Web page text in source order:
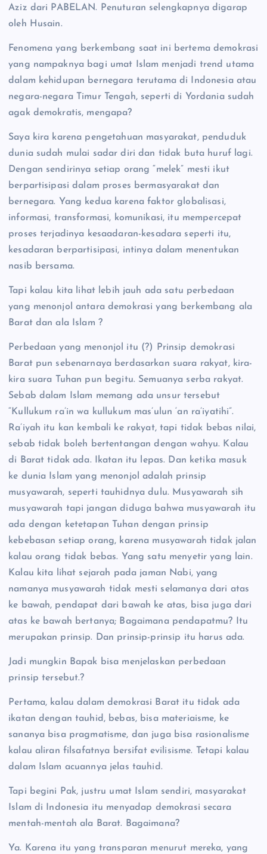
Aziz dari PABELAN. Penuturan selengkapnya digarap
oleh Husain.
Fenomena yang berkembang saat ini bertema demokrasi
yang nampaknya bagi umat Islam menjadi trend utama
dalam kehidupan bernegara terutama di Indonesia atau
negara-negara Timur Tengah, seperti di Yordania sudah
agak demokratis, mengapa?
Saya kira karena pengetahuan masyarakat, penduduk
dunia sudah mulai sadar diri dan tidak buta huruf lagi.
Dengan sendirinya setiap orang “melek” mesti ikut
berpartisipasi dalam proses bermasyarakat dan
bernegara. Yang kedua karena faktor globalisasi,
informasi, transformasi, komunikasi, itu mempercepat
proses terjadinya kesaadaran-kesadara seperti itu,
kesadaran berpartisipasi, intinya dalam menentukan
nasib bersama.
Tapi kalau kita lihat lebih jauh ada satu perbedaan
yang menonjol antara demokrasi yang berkembang ala
Barat dan ala Islam ?
Perbedaan yang menonjol itu (?) Prinsip demokrasi
Barat pun sebenarnaya berdasarkan suara rakyat, kira-
kira suara Tuhan pun begitu. Semuanya serba rakyat.
Sebab dalam Islam memang ada unsur tersebut
“Kullukum ra’in wa kullukum mas’ulun ‘an ra’iyatihi”.
Ra’iyah itu kan kembali ke rakyat, tapi tidak bebas nilai,
sebab tidak boleh bertentangan dengan wahyu. Kalau
di Barat tidak ada. Ikatan itu lepas. Dan ketika masuk
ke dunia Islam yang menonjol adalah prinsip
musyawarah, seperti tauhidnya dulu. Musyawarah sih
musyawarah tapi jangan diduga bahwa musyawarah itu
ada dengan ketetapan Tuhan dengan prinsip
kebebasan setiap orang, karena musyawarah tidak jalan
kalau orang tidak bebas. Yang satu menyetir yang lain.
Kalau kita lihat sejarah pada jaman Nabi, yang
namanya musyawarah tidak mesti selamanya dari atas
ke bawah, pendapat dari bawah ke atas, bisa juga dari
atas ke bawah bertanya; Bagaimana pendapatmu? Itu
merupakan prinsip. Dan prinsip-prinsip itu harus ada.
Jadi mungkin Bapak bisa menjelaskan perbedaan
prinsip tersebut.?
Pertama, kalau dalam demokrasi Barat itu tidak ada
ikatan dengan tauhid, bebas, bisa materiaisme, ke
sananya bisa pragmatisme, dan juga bisa rasionalisme
kalau aliran filsafatnya bersifat evilisisme. Tetapi kalau
dalam Islam acuannya jelas tauhid.
Tapi begini Pak, justru umat Islam sendiri, masyarakat
Islam di Indonesia itu menyadap demokrasi secara
mentah-mentah ala Barat. Bagaimana?
Ya. Karena itu yang transparan menurut mereka, yang